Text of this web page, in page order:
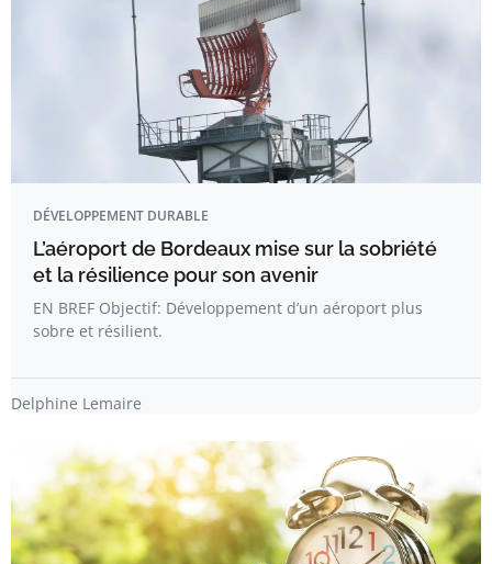
DÉVELOPPEMENT DURABLE
L’aéroport de Bordeaux mise sur la sobriété
et la résilience pour son avenir
EN BREF Objectif: Développement d’un aéroport plus
sobre et résilient.
Delphine Lemaire